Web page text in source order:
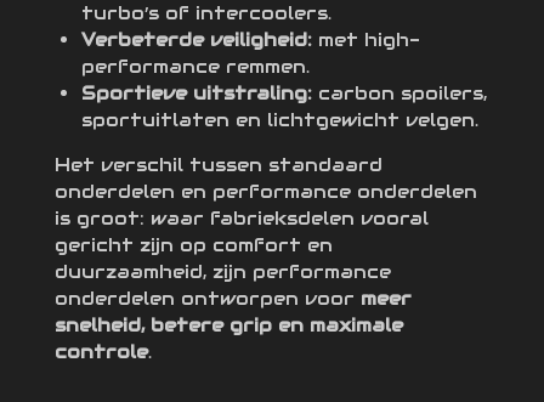
turbo’s of intercoolers.
Verbeterde veiligheid: met high-
performance remmen.
Sportieve uitstraling: carbon spoilers,
sportuitlaten en lichtgewicht velgen.
Het verschil tussen standaard
onderdelen en performance onderdelen
is groot: waar fabrieksdelen vooral
gericht zijn op comfort en
duurzaamheid, zijn performance
onderdelen ontworpen voor meer
snelheid, betere grip en maximale
controle.